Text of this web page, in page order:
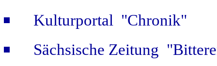
Kulturportal "Chronik"
Sächsische Zeitung